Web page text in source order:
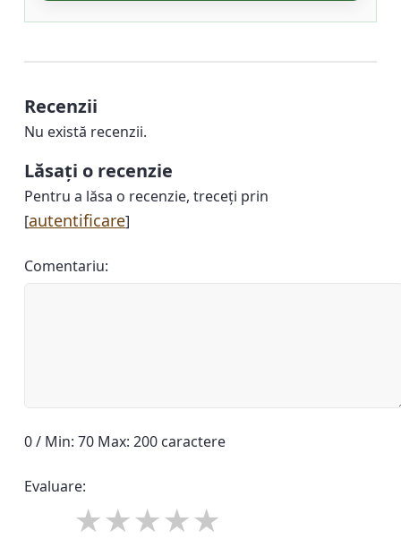
Recenzii
Nu există recenzii.
Lăsați o recenzie
Pentru a lăsa o recenzie, treceți prin
[autentificare]
Comentariu:
0 / Min: 70 Max: 200 caractere
Evaluare: